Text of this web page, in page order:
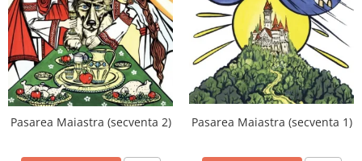
Videoproiectoare si Accesorii
Videoproiectoare
Accesorii
Suporti
Videoconferinta si Colaborare
Camere Videoconferinta
Pasarea Maiastra (secventa 2) Pasarea Maiastra (secventa 1)